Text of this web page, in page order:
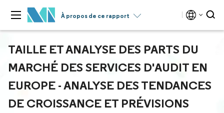
À propos de ce rapport
TAILLE ET ANALYSE DES PARTS DU
MARCHÉ DES SERVICES D'AUDIT EN
EUROPE - ANALYSE DES TENDANCES
DE CROISSANCE ET PRÉVISIONS